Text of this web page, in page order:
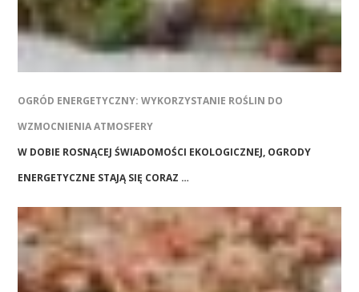
OGRÓD ENERGETYCZNY: WYKORZYSTANIE ROŚLIN DO
WZMOCNIENIA ATMOSFERY
W DOBIE ROSNĄCEJ ŚWIADOMOŚCI EKOLOGICZNEJ, OGRODY
ENERGETYCZNE STAJĄ SIĘ CORAZ …